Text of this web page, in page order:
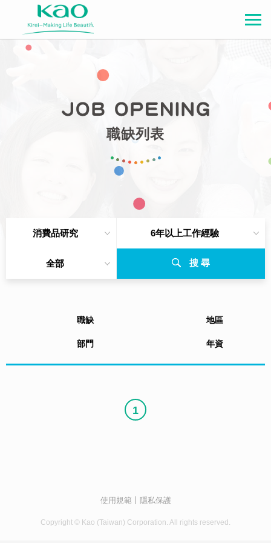
職缺列表
消費品研究 6年以上工作經驗
全部 搜 尋
職缺 地區
部門 年資
1
使用規範 隱私保護
Copyright © Kao (Taiwan) Corporation. All rights reserved.